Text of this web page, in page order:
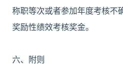
称职等次或者参加年度考核不
奖励性绩效考核奖金。
六、附则